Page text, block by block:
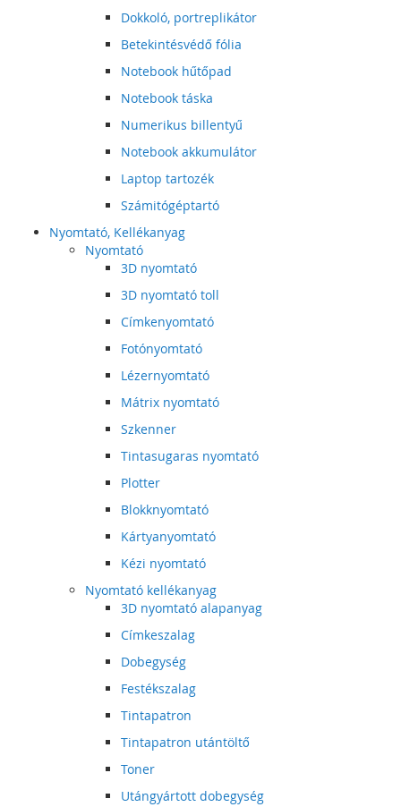
Dokkoló, portreplikátor
Betekintésvédő fólia
Notebook hűtőpad
Notebook táska
Numerikus billentyű
Notebook akkumulátor
Laptop tartozék
Számitógéptartó
Nyomtató, Kellékanyag
Nyomtató
3D nyomtató
3D nyomtató toll
Címkenyomtató
Fotónyomtató
Lézernyomtató
Mátrix nyomtató
Szkenner
Tintasugaras nyomtató
Plotter
Blokknyomtató
Kártyanyomtató
Kézi nyomtató
Nyomtató kellékanyag
3D nyomtató alapanyag
Címkeszalag
Dobegység
Festékszalag
Tintapatron
Tintapatron utántöltő
Toner
Utángyártott dobegység